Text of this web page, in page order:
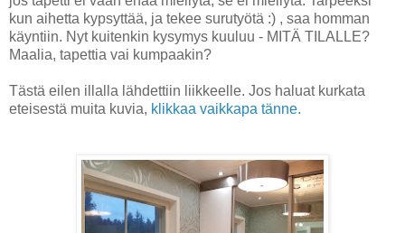
kun aihetta kypsyttää, ja tekee surutyötä :) , saa homman
käyntiin. Nyt kuitenkin kysymys kuuluu - MITÄ TILALLE?
Maalia, tapettia vai kumpaakin?
Tästä eilen illalla lähdettiin liikkeelle. Jos haluat kurkata
eteisestä muita kuvia, klikkaa vaikkapa tänne.